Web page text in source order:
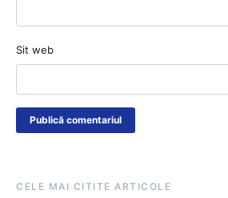
Sit web
CELE MAI CITITE ARTICOLE